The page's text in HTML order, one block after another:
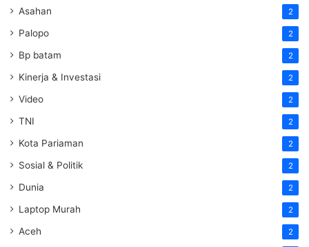
Asahan 2
Palopo 2
Bp batam 2
Kinerja & Investasi 2
Video 2
TNI 2
Kota Pariaman 2
Sosial & Politik 2
Dunia 2
Laptop Murah 2
Aceh 2